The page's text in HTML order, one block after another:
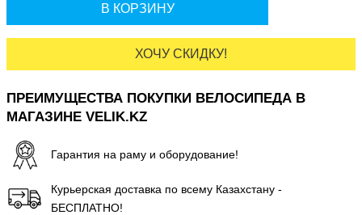
В КОРЗИНУ
ХОЧУ СКИДКУ!
ПРЕИМУЩЕСТВА ПОКУПКИ ВЕЛОСИПЕДА В
МАГАЗИНЕ VELIK.KZ
Гарантия на раму и оборудование!
Курьерская доставка по всему Казахстану -
БЕСПЛАТНО!